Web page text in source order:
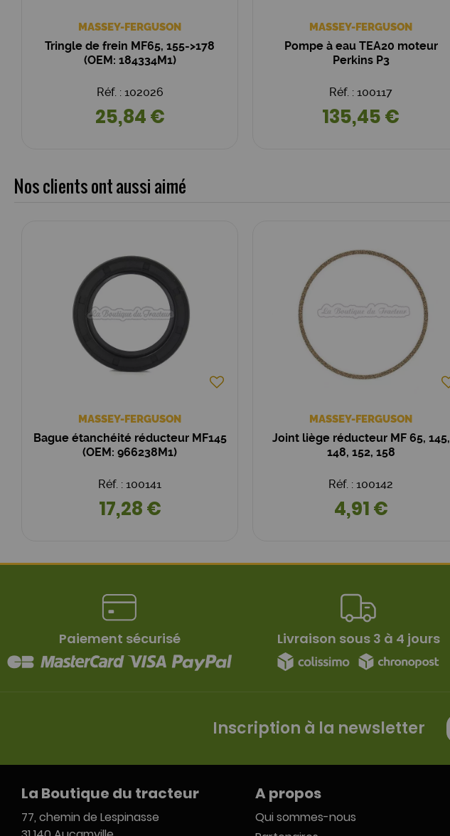
MASSEY-FERGUSON
Tringle de frein MF65, 155->178
(OEM: 184334M1)
Réf. : 102026
25,84 €
MASSEY-FERGUSON
Pompe à eau TEA20 moteur
Perkins P3
Réf. : 100117
135,45 €
Nos clients ont aussi aimé
MASSEY-FERGUSON
Bague étanchéité réducteur MF145
(OEM: 966238M1)
Réf. : 100141
17,28 €
MASSEY-FERGUSON
Joint liège réducteur MF 65, 145,
148, 152, 158
Réf. : 100142
4,91 €
Paiement sécurisé Livraison sous 3 à 4 jours
Inscription à la newsletter
La Boutique du tracteur
77, chemin de Lespinasse
A propos
Qui sommes-nous